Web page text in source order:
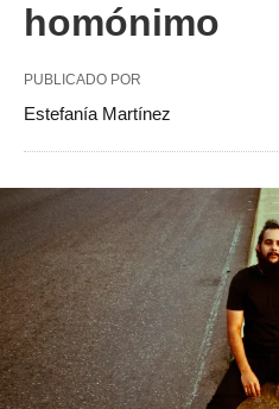
homónimo
PUBLICADO POR
Estefanía Martínez